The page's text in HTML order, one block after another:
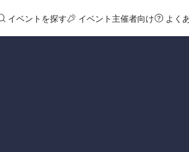
イベントを探す イベント主催者向け よく